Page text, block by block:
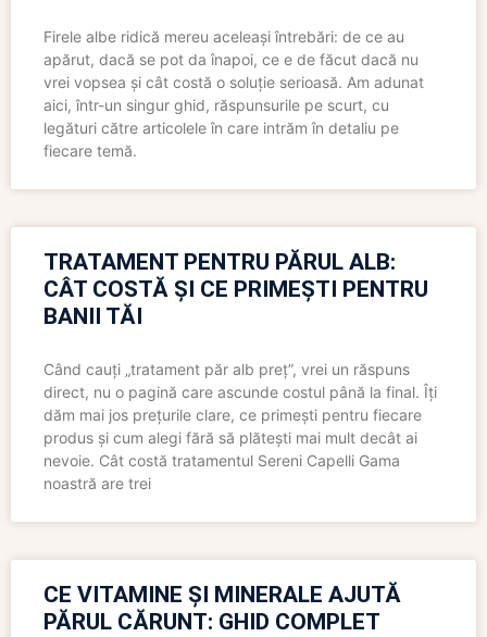
Firele albe ridică mereu aceleași întrebări: de ce au
apărut, dacă se pot da înapoi, ce e de făcut dacă nu
vrei vopsea și cât costă o soluție serioasă. Am adunat
aici, într-un singur ghid, răspunsurile pe scurt, cu
legături către articolele în care intrăm în detaliu pe
fiecare temă.
TRATAMENT PENTRU PĂRUL ALB:
CÂT COSTĂ ȘI CE PRIMEȘTI PENTRU
BANII TĂI
Când cauți „tratament păr alb preț”, vrei un răspuns
direct, nu o pagină care ascunde costul până la final. Îți
dăm mai jos prețurile clare, ce primești pentru fiecare
produs și cum alegi fără să plătești mai mult decât ai
nevoie. Cât costă tratamentul Sereni Capelli Gama
noastră are trei
CE VITAMINE ȘI MINERALE AJUTĂ
PĂRUL CĂRUNT: GHID COMPLET